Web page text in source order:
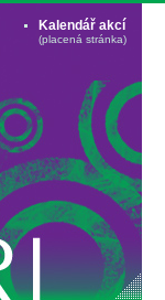
Kalendář akcí
(placená stránka)